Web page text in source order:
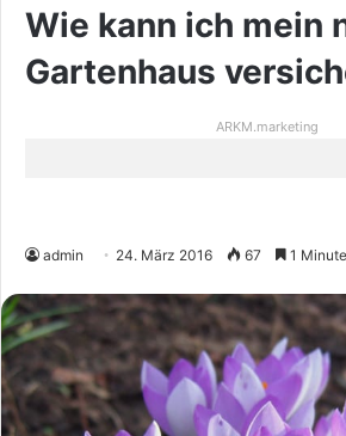
Wie kann ich mein
Gartenhaus
ARKM.marketing
admin 24. März 2016 67 1